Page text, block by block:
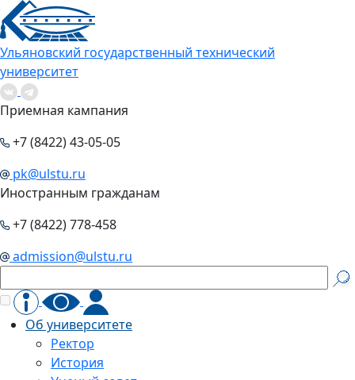
Ульяновский государственный технический
университет
Приемная кампания
+7 (8422) 43-05-05
pk@ulstu.ru
Иностранным гражданам
+7 (8422) 778-458
admission@ulstu.ru
Об университете
Ректор
История